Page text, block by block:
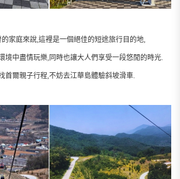
家庭來說,這裡是一個絕佳的短途旅行目的地,
境中盡情玩樂,同時也讓大人們享受一段悠閒的時光.
首爾親子行程,不妨去江華島體驗斜坡滑車.